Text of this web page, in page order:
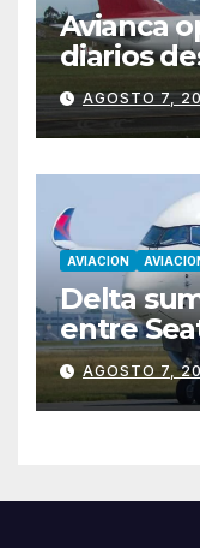
Avianca
diarios
Asunción
AGOSTO 7,
AVIACION
Delta
entre
desde
AGOSTO 7,